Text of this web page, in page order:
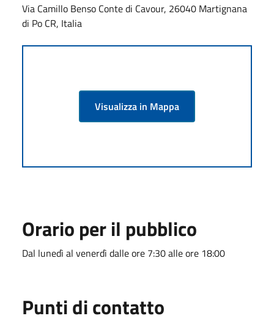
Via Camillo Benso Conte di Cavour, 26040 Martignana
di Po CR, Italia
Visualizza in Mappa
Orario per il pubblico
Dal lunedì al venerdì dalle ore 7:30 alle ore 18:00
Punti di contatto